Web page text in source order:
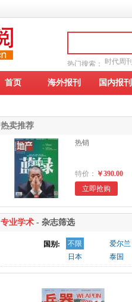
热门搜索： 时代周
读者文摘
首页
海外报刊 国内报刊
热卖推荐
热销
特价： ￥390.00
立即抢购
专业学术 - 杂志筛选
国别: 不限
爱尔兰
日本
泰国